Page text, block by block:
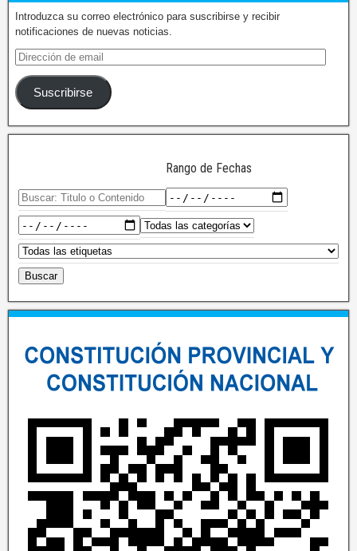
Introduzca su correo electrónico para suscribirse y recibir
notificaciones de nuevas noticias.
Suscribirse
Rango de Fechas